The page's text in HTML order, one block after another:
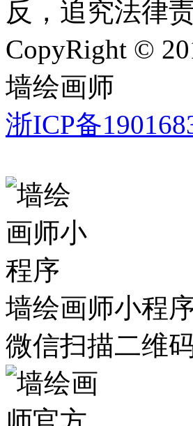
反，追究法律责
CopyRight ©
墙绘画师
浙ICP备
墙绘画师小程
微信扫描二维